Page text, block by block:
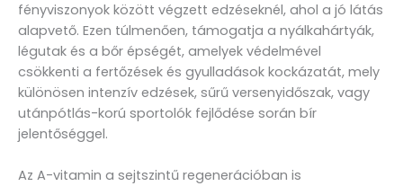
fényviszonyok között végzett edzéseknél, ahol a jó látás
alapvető. Ezen túlmenően, támogatja a nyálkahártyák,
légutak és a bőr épségét, amelyek védelmével
csökkenti a fertőzések és gyulladások kockázatát, mely
különösen intenzív edzések, sűrű versenyidőszak, vagy
utánpótlás-korú sportolók fejlődése során bír
jelentőséggel.
Az A-vitamin a sejtszintű regenerációban is